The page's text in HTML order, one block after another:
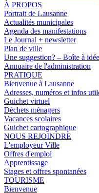
À PROPOS
Portrait de Lausanne
Actualités municipales
Agenda des manifestations
Le Journal + newsletter
Plan de ville
Une suggestion? – Boîte à
Annuaire de l'administration
PRATIQUE
Bienvenue à Lausanne
Adresses, numéros et infos
Guichet virtuel
Déchets ménagers
Vacances scolaires
Guichet cartographique
NOUS REJOINDRE
L'employeur Ville
Offres d'emploi
Apprentissage
Stages et offres spontanées
TOURISME
Bienvenue